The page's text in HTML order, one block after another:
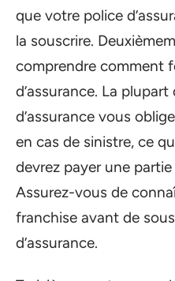
que votre police
la souscrire.
comprendre comment
d’assurance. La
d’assurance vous
en cas de sinistre, ce
devrez payer une
Assurez-vous de
franchise avant de
d’assurance.